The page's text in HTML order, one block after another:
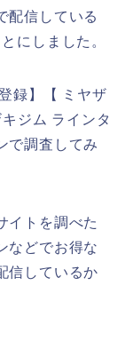
配信している
にしました。
録】【 ミヤザ
ジム ラインタ
で調査してみ
イトを調べた
などでお得な
信しているか